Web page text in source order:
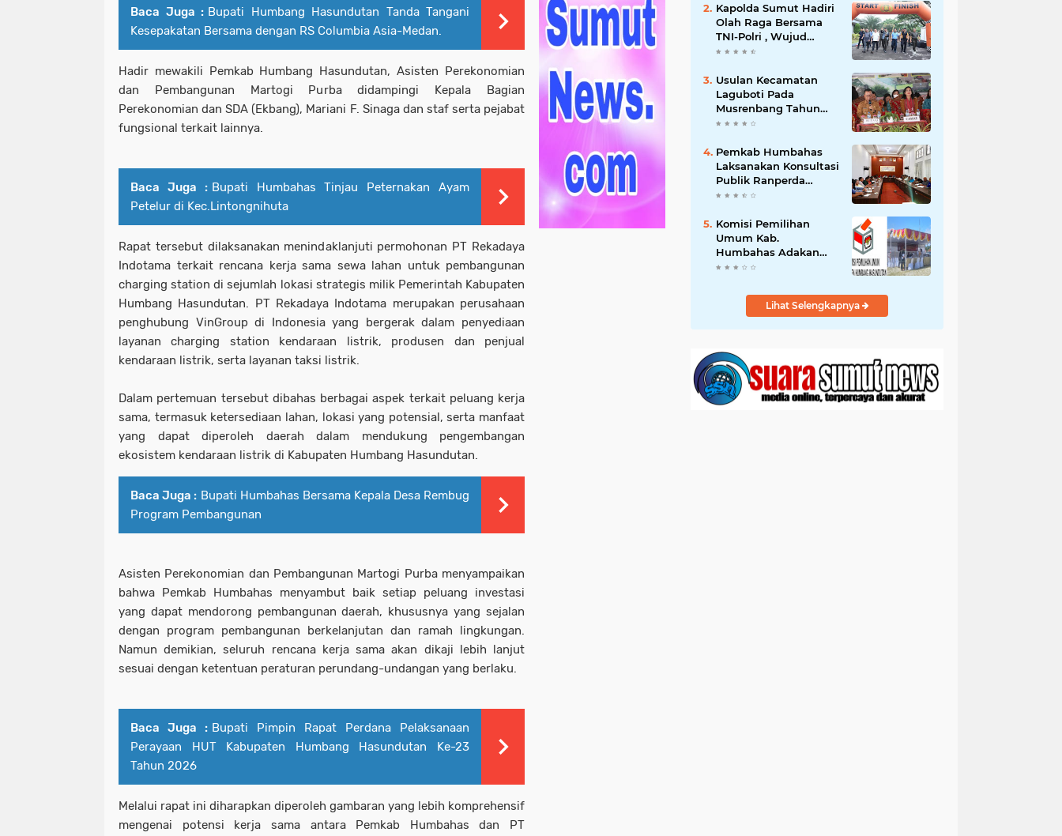
Baca Juga : Bupati Humbang Hasundutan Tanda Tangani
Kesepakatan Bersama dengan RS Columbia Asia-Medan.
Hadir mewakili Pemkab Humbang Hasundutan, Asisten Perekonomian
dan Pembangunan Martogi Purba didampingi Kepala Bagian
Perekonomian dan SDA (Ekbang), Mariani F. Sinaga dan staf serta pejabat
fungsional terkait lainnya.
Baca Juga : Bupati Humbahas Tinjau Peternakan Ayam
Petelur di Kec.Lintongnihuta
Rapat tersebut dilaksanakan menindaklanjuti permohonan PT Rekadaya
Indotama terkait rencana kerja sama sewa lahan untuk pembangunan
charging station di sejumlah lokasi strategis milik Pemerintah Kabupaten
Humbang Hasundutan. PT Rekadaya Indotama merupakan perusahaan
penghubung VinGroup di Indonesia yang bergerak dalam penyediaan
layanan charging station kendaraan listrik, produsen dan penjual
kendaraan listrik, serta layanan taksi listrik.
Dalam pertemuan tersebut dibahas berbagai aspek terkait peluang kerja
sama, termasuk ketersediaan lahan, lokasi yang potensial, serta manfaat
yang dapat diperoleh daerah dalam mendukung pengembangan
ekosistem kendaraan listrik di Kabupaten Humbang Hasundutan.
Baca Juga : Bupati Humbahas Bersama Kepala Desa Rembug
Program Pembangunan
Asisten Perekonomian dan Pembangunan Martogi Purba menyampaikan
bahwa Pemkab Humbahas menyambut baik setiap peluang investasi
yang dapat mendorong pembangunan daerah, khususnya yang sejalan
dengan program pembangunan berkelanjutan dan ramah lingkungan.
Namun demikian, seluruh rencana kerja sama akan dikaji lebih lanjut
sesuai dengan ketentuan peraturan perundang-undangan yang berlaku.
Baca Juga : Bupati Pimpin Rapat Perdana Pelaksanaan
Perayaan HUT Kabupaten Humbang Hasundutan Ke-23
Tahun 2026
Melalui rapat ini diharapkan diperoleh gambaran yang lebih komprehensif
mengenai potensi kerja sama antara Pemkab Humbahas dan PT
Kapolda Sumut Hadiri
Olah Raga Bersama
TNI-Polri , Wujud
Kebersamaan Menjaga
Usulan Kecamatan
Laguboti Pada
Musrenbang Tahun
2025, Bupati Toba
Mendukung
Pertumbuhan
Pariwisata.
Pemkab Humbahas
Laksanakan Konsultasi
Publik Ranperda
Pemajuan
Komisi Pemilihan
Umum Kab.
Humbahas Adakan
Sosialisasi & Simulasi,
Rekapitulasi Suara.
Lihat Selengkapnya